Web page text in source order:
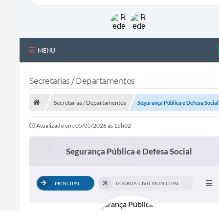
MENU
Estrutura Administrativa
Galeria de Fotos
Secretarias / Departamentos
Secretarias / Departamentos Segurança Pública e Defesa Social
Atualizado em: 05/05/2026 às 15h02
Segurança Pública e Defesa Social
PRINCIPAL GUARDA CIVIL MUNICIPAL